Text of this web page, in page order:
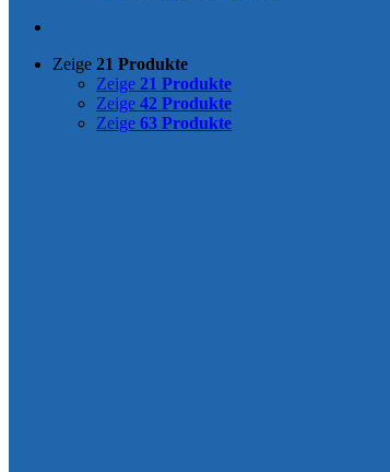
Zeige 21 Produkte
Zeige 21 Produkte
Zeige 42 Produkte
Zeige 63 Produkte